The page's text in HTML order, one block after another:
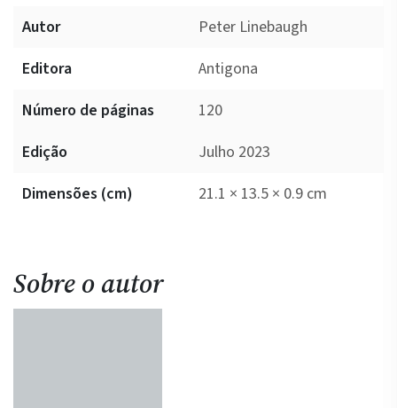
Autor
Peter Linebaugh
Editora
Antigona
Número de páginas
120
Edição
Julho 2023
Dimensões (cm)
21.1 × 13.5 × 0.9 cm
Sobre o autor